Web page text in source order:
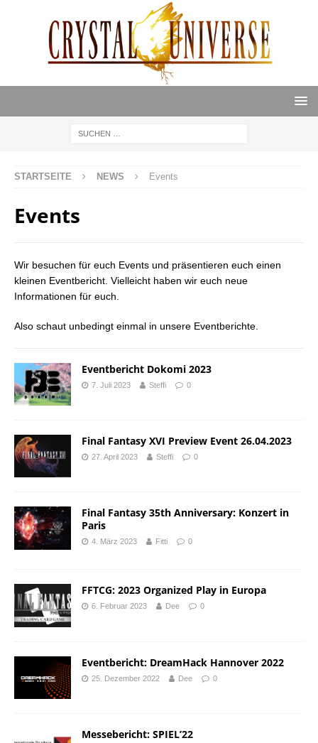
STARTSEITE NEWS Events
Events
Wir besuchen für euch Events und präsentieren euch einen
kleinen Eventbericht. Vielleicht haben wir euch neue
Informationen für euch.
Also schaut unbedingt einmal in unsere Eventberichte.
Eventbericht Dokomi 2023
7. Juli 2023 Steffi 0
Final Fantasy XVI Preview Event 26.04.2023
27. April 2023 Steffi 0
Final Fantasy 35th Anniversary: Konzert in
Paris
4. März 2023 Fitti 0
FFTCG: 2023 Organized Play in Europa
6. Februar 2023 Dee 0
Eventbericht: DreamHack Hannover 2022
25. Dezember 2022 Dee 0
Messebericht: SPIEL’22